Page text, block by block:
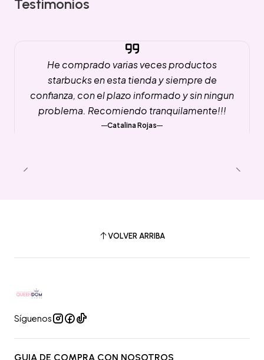
Testimonios
He comprado varias veces productos
starbucks en esta tienda y siempre de
confianza, con el plazo informado y sin ningun
problema. Recomiendo tranquilamente!!!
Catalina Rojas
VOLVER ARRIBA
Síguenos
GUIA DE COMPRA CON NOSOTROS